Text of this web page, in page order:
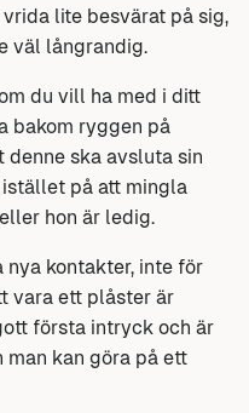
lite besvärat på sig,
väl långrandig.
du vill ha med i ditt
bakom ryggen på
denne ska avsluta sin
istället på att mingla
hon är ledig.
nya kontakter, inte för
vara ett plåster är
första intryck och är
kan göra på ett